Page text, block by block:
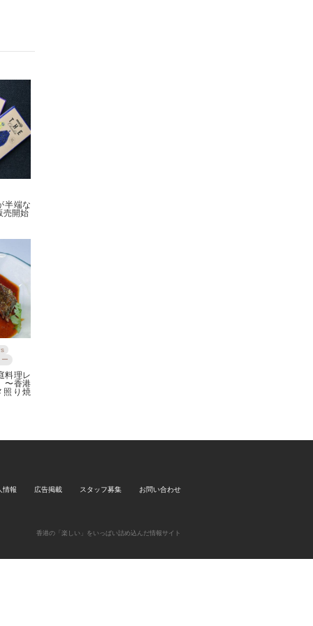
半端な
売開始
料理レ
〜香港
照り焼
情報 広告掲載 スタッフ募集 お問い合わせ
香港の「楽しい」をいっぱい詰め込んだ情報サイト